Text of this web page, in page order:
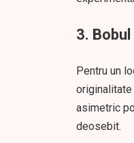
3.
Pentru un
originalitate
asimetric
deosebit.